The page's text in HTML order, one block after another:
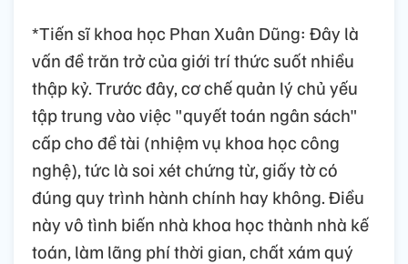
*Tiến sĩ khoa học Phan Xuân Dũng: Đây là
vấn đề trăn trở của giới trí thức suốt nhiều
thập kỷ. Trước đây, cơ chế quản lý chủ yếu
tập trung vào việc "quyết toán ngân sách"
cấp cho đề tài (nhiệm vụ khoa học công
nghệ), tức là soi xét chứng từ, giấy tờ có
đúng quy trình hành chính hay không. Điều
này vô tình biến nhà khoa học thành nhà kế
toán, làm lãng phí thời gian, chất xám quý